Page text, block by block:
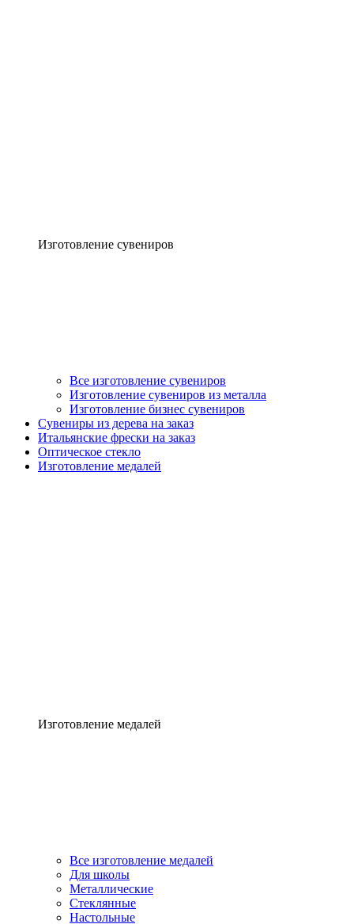
Изготовление сувениров
Все изготовление сувениров
Изготовление сувениров из металла
Изготовление бизнес сувениров
Сувениры из дерева на заказ
Итальянские фрески на заказ
Оптическое стекло
Изготовление медалей
Изготовление медалей
Все изготовление медалей
Для школы
Металлические
Стеклянные
Настольные